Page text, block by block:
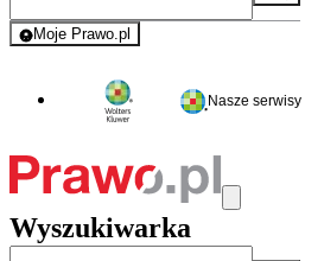
Moje Prawo.pl
- rejestracja i logowanie do serwisu
Nasze serwisy
Wyszukiwarka